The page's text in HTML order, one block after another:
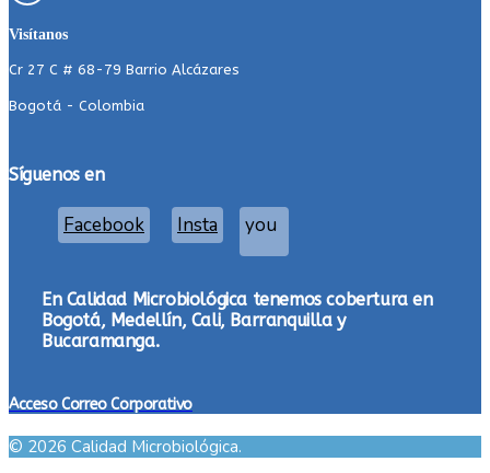
Visítanos
Cr 27 C # 68-79 Barrio Alcázares
Bogotá - Colombia
Síguenos en
Facebook Insta you
En Calidad Microbiológica tenemos cobertura en
Bogotá, Medellín, Cali, Barranquilla y
Bucaramanga.
Acceso Correo Corporativo
© 2026 Calidad Microbiológica.